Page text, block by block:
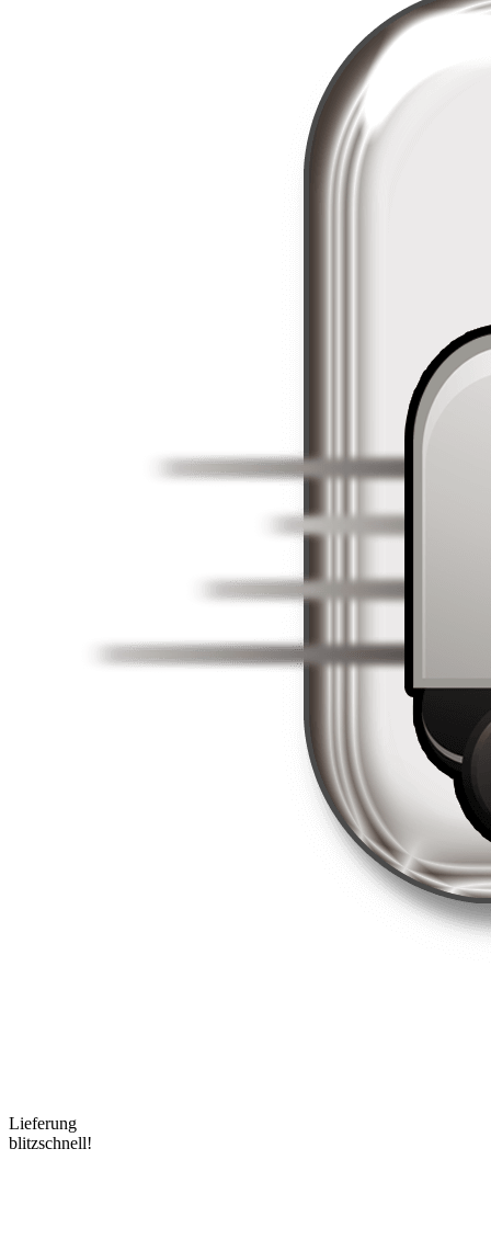
Lieferung
blitzschnell!